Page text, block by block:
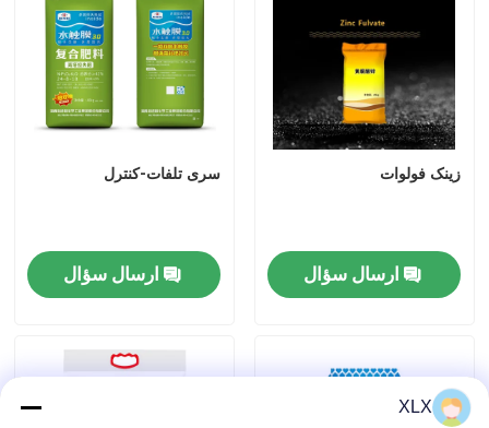
محصولات
فیلم های
درباره ما
تور کارخانه
با ما تماس بگیرید
زینک فولوات
ارسال سؤال
سری تلفات-کنترل
ارسال سؤال
XLX